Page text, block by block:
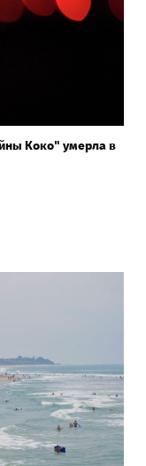
Коко" умерла в